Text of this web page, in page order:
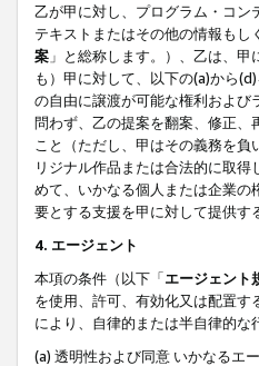
乙が甲に対し、プログラム・コ
テキストまたはその他の情報も
案 」と総称します。）、乙は、
も）甲に対して、以下の(a)から
の自由に譲渡が可能な権利および
問わず、乙の提案を翻案、修正、
こと（ただし、甲はその義務を
リジナル作品または合法的に取
めて、いかなる個人または企業
要とする支援を甲に対して提供す
4. エージェント
本項の条件（以下「エージェント
を使用、許可、有効化又は配置
により、自律的または半自律的
(a) 透明性および同意 いかなるエ